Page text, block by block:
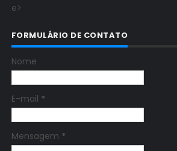
e>
FORMULÁRIO DE CONTATO
Nome
E-mail *
Mensagem *